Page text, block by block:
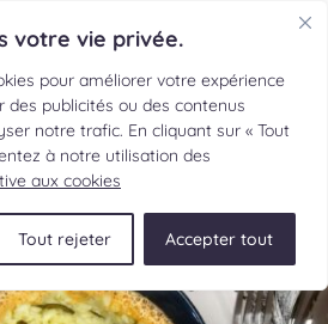
votre vie privée.
pour améliorer votre expérience
des publicités ou des contenus
notre trafic. En cliquant sur « Tout
à notre utilisation des
aux cookies
Tout rejeter Accepter tout
EN
RECETTES
INGRÉDIENTS